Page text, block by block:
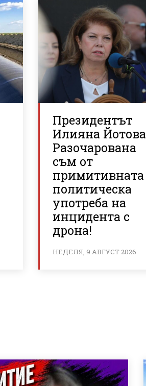
Президентът
Илияна
Разочарована
съм от
примитивната
политическа
употреба на
инцидента с
дрона!
НЕДЕЛЯ, 9 АВГУСТ 2026